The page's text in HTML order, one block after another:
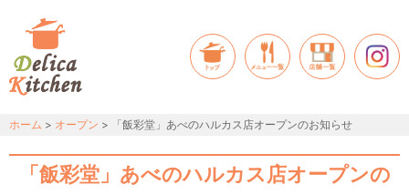
ホーム > オープン > 「飯彩堂」あべのハルカス店オープンのお知らせ
「飯彩堂」あべのハルカス店オープンの